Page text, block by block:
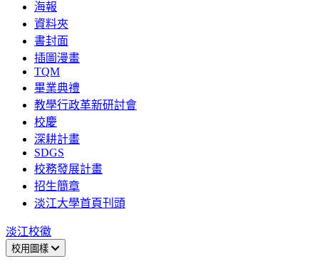
海報
資料夾
書封面
插圖漫畫
TQM
畢業典禮
教學行政革新研討會
校慶
深耕計畫
SDGS
校務發展計畫
招生簡章
淡江大學首頁刊頭
淡江校徽
校用圖樣